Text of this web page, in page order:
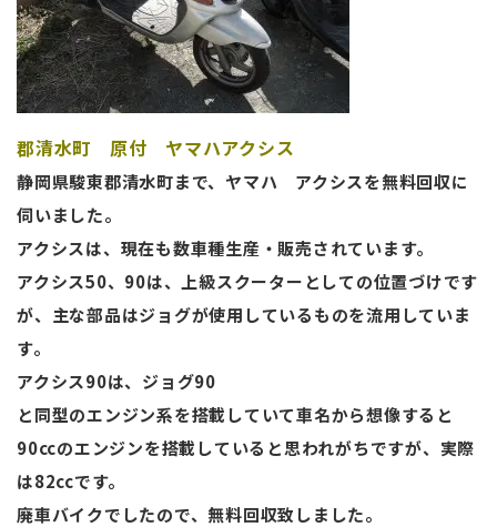
郡清水町 原付 ヤマハアクシス
静岡県駿東郡清水町まで、ヤマハ アクシスを無料回収に
伺いました。
アクシスは、現在も数車種生産・販売されています。
アクシス50、90は、上級スクーターとしての位置づけです
が、主な部品はジョグが使用しているものを流用していま
す。
アクシス90は、ジョグ90
と同型のエンジン系を搭載していて車名から想像すると
90ccのエンジンを搭載していると思われがちですが、実際
は82ccです。
廃車バイクでしたので、無料回収致しました。